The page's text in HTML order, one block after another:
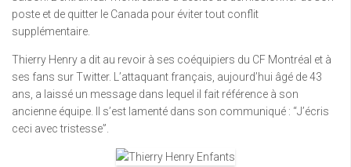
poste et de quitter le Canada pour éviter tout conflit
supplémentaire.
Thierry Henry a dit au revoir à ses coéquipiers du CF Montréal et à
ses fans sur Twitter. L’attaquant français, aujourd’hui âgé de 43
ans, a laissé un message dans lequel il fait référence à son
ancienne équipe. Il s’est lamenté dans son communiqué : “J’écris
ceci avec tristesse”.